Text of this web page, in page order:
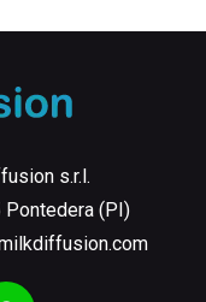
s.r.l.
Pontedera (PI)